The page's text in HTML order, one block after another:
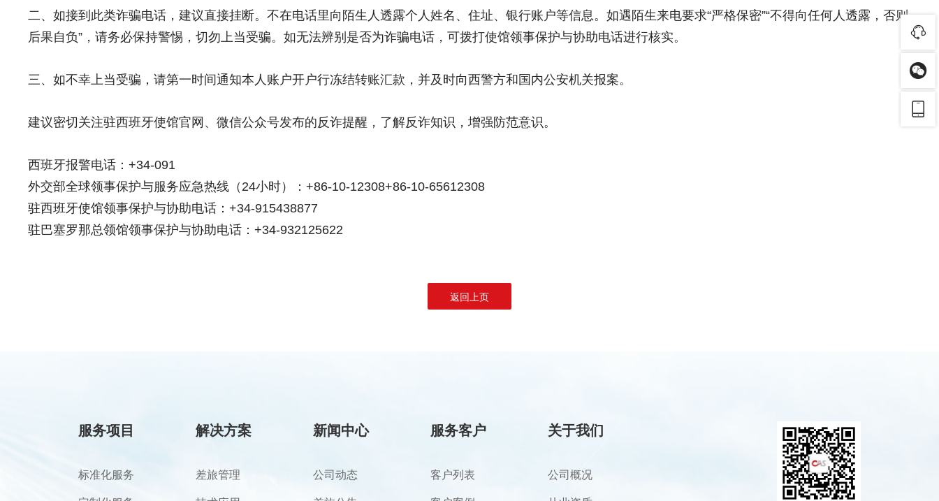
二、如接到此类诈骗电话，建议直接挂断。不在电话里向陌生人透露个人姓名、住址、银行账户等信息。如遇陌生来电要求“严格保密”“不得向任何人透露，否则
后果自负”，请务必保持警惕，切勿上当受骗。如无法辨别是否为诈骗电话，可拨打使馆领事保护与协助电话进行核实。
三、如不幸上当受骗，请第一时间通知本人账户开户行冻结转账汇款，并及时向西警方和国内公安机关报案。
建议密切关注驻西班牙使馆官网、微信公众号发布的反诈提醒，了解反诈知识，增强防范意识。
西班牙报警电话：+34-091
外交部全球领事保护与服务应急热线（24小时）：+86-10-12308+86-10-65612308
驻西班牙使馆领事保护与协助电话：+34-915438877
驻巴塞罗那总领馆领事保护与协助电话：+34-932125622
返回上页
服务项目
标准化服务
解决方案
差旅管理
新闻中心
公司动态
服务客户
客户列表
关于我们
公司概况